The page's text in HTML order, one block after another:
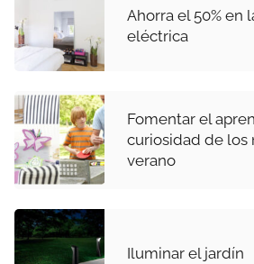
Ahorra el 50% en
eléctrica
Fomentar el
curiosidad de los
verano
Iluminar el jardín